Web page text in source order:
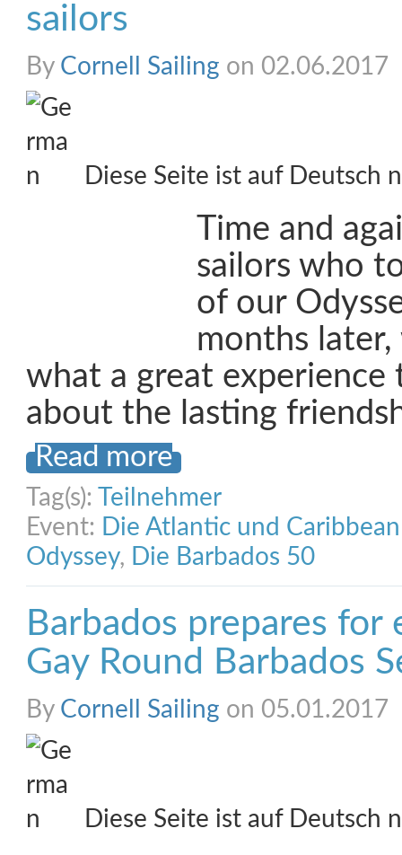
sailors
By Cornell Sailing on 02.06.2017
Diese Seite ist auf Deutsch
Time and
sailors who
of our
months
what a great experience
about the lasting
Read more
Tag(s):
Teilnehmer
Event: Die Atlantic und
Odyssey, Die Barbados 50
Barbados prepares
Gay Round Barbados
By Cornell Sailing on 05.01.2017
Diese Seite ist auf Deutsch